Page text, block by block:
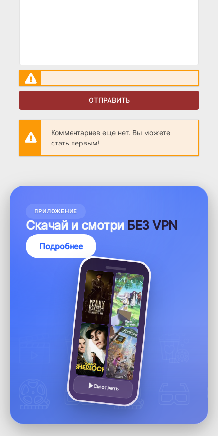
ОТПРАВИТЬ
Комментариев еще нет. Вы можете
стать первым!
ПРИЛОЖЕНИЕ
Скачай и смотри БЕЗ VPN
Подробнее
Смотреть